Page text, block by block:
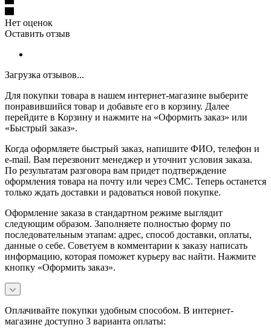
Нет оценок
Оставить отзыв
Загрузка отзывов...
Для покупки товара в нашем интернет-магазине выберите
понравившийся товар и добавьте его в корзину. Далее
перейдите в Корзину и нажмите на «Оформить заказ» или
«Быстрый заказ».
Когда оформляете быстрый заказ, напишите ФИО, телефон и
e-mail. Вам перезвонит менеджер и уточнит условия заказа.
По результатам разговора вам придет подтверждение
оформления товара на почту или через СМС. Теперь останется
только ждать доставки и радоваться новой покупке.
Оформление заказа в стандартном режиме выглядит
следующим образом. Заполняете полностью форму по
последовательным этапам: адрес, способ доставки, оплаты,
данные о себе. Советуем в комментарии к заказу написать
информацию, которая поможет курьеру вас найти. Нажмите
кнопку «Оформить заказ».
Оплачивайте покупки удобным способом. В интернет-
магазине доступно 3 варианта оплаты: